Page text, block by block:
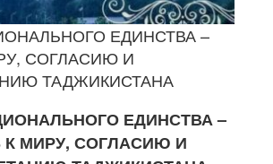
ЕДИНСТВА –
СОГЛАСИЮ И
ТАДЖИКИСТАНА
ЕДИНСТВА –
К МИРУ, СОГЛАСИЮ И